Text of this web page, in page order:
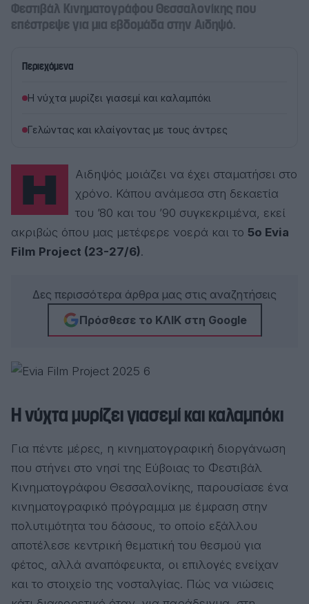
Φεστιβάλ Κινηματογράφου Θεσσαλονίκης που
επέστρεψε για μια εβδομάδα στην Αιδηψό.
Περιεχόμενα
Η νύχτα μυρίζει γιασεμί και καλαμπόκι
Γελώντας και κλαίγοντας με τους άντρες
Η Αιδηψός μοιάζει να έχει σταματήσει στο
χρόνο. Κάπου ανάμεσα στη δεκαετία
του ’80 και του ’90 συγκεκριμένα, εκεί
ακριβώς όπου μας μετέφερε νοερά και το 5ο Evia
Film Project (23-27/6).
Δες περισσότερα άρθρα μας στις αναζητήσεις
Πρόσθεσε το ΚΛΙΚ στη Google
Η νύχτα μυρίζει γιασεμί και καλαμπόκι
Για πέντε μέρες, η κινηματογραφική διοργάνωση
που στήνει στο νησί της Εύβοιας το Φεστιβάλ
Κινηματογράφου Θεσσαλονίκης, παρουσίασε ένα
κινηματογραφικό πρόγραμμα με έμφαση στην
πολυτιμότητα του δάσους, το οποίο εξάλλου
αποτέλεσε κεντρική θεματική του θεσμού για
φέτος, αλλά αναπόφευκτα, οι επιλογές ενείχαν
και το στοιχείο της νοσταλγίας. Πώς να νιώσεις